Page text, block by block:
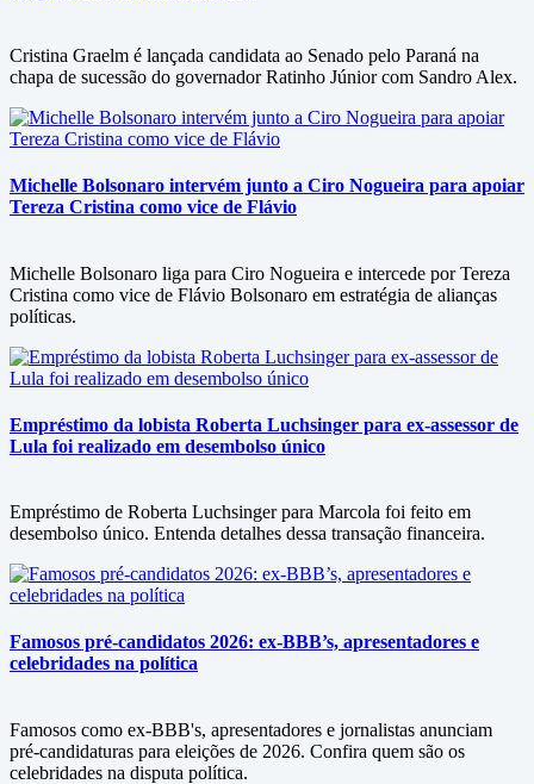
Cristina Graelm é lançada candidata ao Senado pelo Paraná na
chapa de sucessão do governador Ratinho Júnior com Sandro Alex.
Michelle Bolsonaro intervém junto a Ciro Nogueira para apoiar
Tereza Cristina como vice de Flávio
Michelle Bolsonaro liga para Ciro Nogueira e intercede por Tereza
Cristina como vice de Flávio Bolsonaro em estratégia de alianças
políticas.
Empréstimo da lobista Roberta Luchsinger para ex-assessor de
Lula foi realizado em desembolso único
Empréstimo de Roberta Luchsinger para Marcola foi feito em
desembolso único. Entenda detalhes dessa transação financeira.
Famosos pré-candidatos 2026: ex-BBB’s, apresentadores e
celebridades na política
Famosos como ex-BBB's, apresentadores e jornalistas anunciam
pré-candidaturas para eleições de 2026. Confira quem são os
celebridades na disputa política.